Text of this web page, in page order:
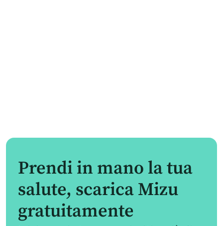
Prendi in mano la tua
salute, scarica Mizu
gratuitamente